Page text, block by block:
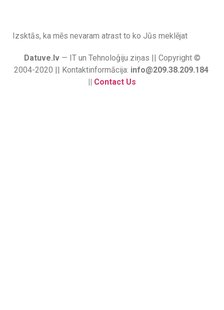
Izsktās, ka mēs nevaram atrast to ko Jūs meklējat
Datuve.lv— IT un Tehnoloģiju ziņas || Copyright ©
2004-2020 || Kontaktinformācija: info@209.38.209.184
|| Contact Us